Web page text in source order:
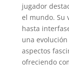
jugador
el mundo. Su
hasta
una
aspectos
ofreciendo